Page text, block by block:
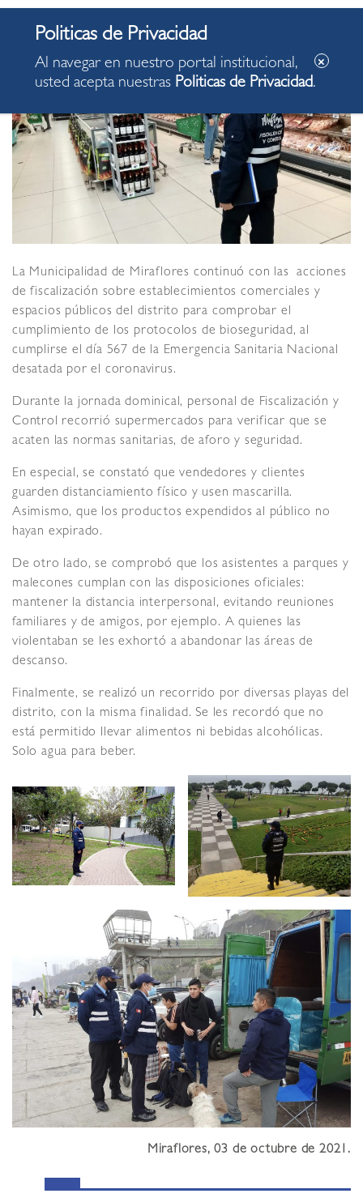
La Municipalidad de Miraflores continuó con las acciones
de fiscalización sobre establecimientos comerciales y
espacios públicos del distrito para comprobar el
cumplimiento de los protocolos de bioseguridad, al
cumplirse el día 567 de la Emergencia Sanitaria Nacional
desatada por el coronavirus.
Durante la jornada dominical, personal de Fiscalización y
Control recorrió supermercados para verificar que se
acaten las normas sanitarias, de aforo y seguridad.
En especial, se constató que vendedores y clientes
guarden distanciamiento físico y usen mascarilla.
Asimismo, que los productos expendidos al público no
hayan expirado.
De otro lado, se comprobó que los asistentes a parques y
malecones cumplan con las disposiciones oficiales:
mantener la distancia interpersonal, evitando reuniones
familiares y de amigos, por ejemplo. A quienes las
violentaban se les exhortó a abandonar las áreas de
descanso.
Finalmente, se realizó un recorrido por diversas playas del
distrito, con la misma finalidad. Se les recordó que no
está permitido llevar alimentos ni bebidas alcohólicas.
Solo agua para beber.
Miraflores, 03 de octubre de 2021.
Al navegar en nuestro portal institucional,
usted acepta nuestras Politicas de Privacidad.